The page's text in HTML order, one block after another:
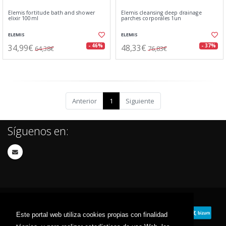
Este portal web utiliza cookies propias con finalidad
Elemis fortitude bath and shower
elixir 100ml
ELEMIS
34,99€ 64,38€ - 46%
Elemis cleansing deep drainage
parches corporales 1un
ELEMIS
48,33€ 76,83€ - 37%
Anterior 1 Siguiente
Síguenos en: